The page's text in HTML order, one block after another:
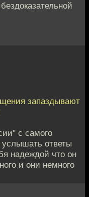
запаздывают
с самого
услышать ответы
надеждой что он
и они немного